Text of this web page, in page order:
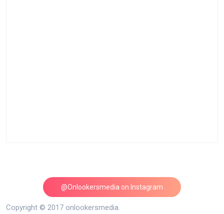
@Onlookersmedia on Instagram
Follow on Instagram
Copyright © 2017 onlookersmedia.